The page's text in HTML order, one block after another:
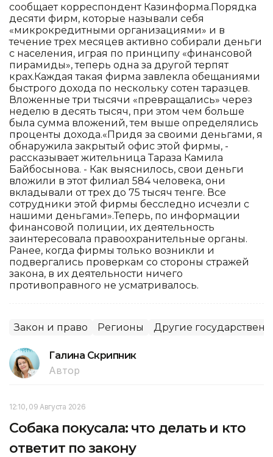
сообщает корреспондент Казинформа.Порядка
десяти фирм, которые называли себя
«микрокредитными организациями» и в
течение трех месяцев активно собирали деньги
с населения, играя по принципу «финансовой
пирамиды», теперь одна за другой терпят
крах.Каждая такая фирма завлекла обещаниями
быстрого дохода по нескольку сотен таразцев.
Вложенные три тысячи «превращались» через
неделю в десять тысяч, при этом чем больше
была сумма вложений, тем выше определялись
проценты дохода.«Придя за своими деньгами, я
обнаружила закрытый офис этой фирмы, -
рассказывает жительница Тараза Камила
Байбосынова. - Как выяснилось, свои деньги
вложили в этот филиал 584 человека, они
вкладывали от трех до 75 тысяч тенге. Все
сотрудники этой фирмы бесследно исчезли с
нашими деньгами».Теперь, по информации
финансовой полиции, их деятельность
заинтересовала правоохранительные органы.
Ранее, когда фирмы только возникли и
подвергались проверкам со стороны стражей
закона, в их деятельности ничего
противоправного не усматривалось.
Закон и право Регионы Другие
Галина Скрипник
Автор
12:10, 09 Августа 2026
Собака покусала: что делать и кто
ответит по закону